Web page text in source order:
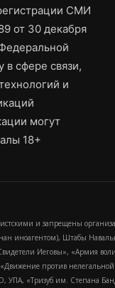
СМИ
от 30 декабря
в сфере связи,
и
могут
18+
и запрещены
иноагентом), Штабы
Иеговы», «Армия
против
УПА, «Тризуб им. Степана